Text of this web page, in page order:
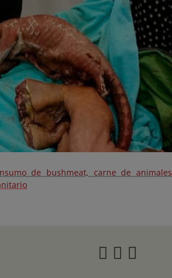
de bushmeat, carne de animales